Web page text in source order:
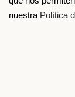
nuestra Política